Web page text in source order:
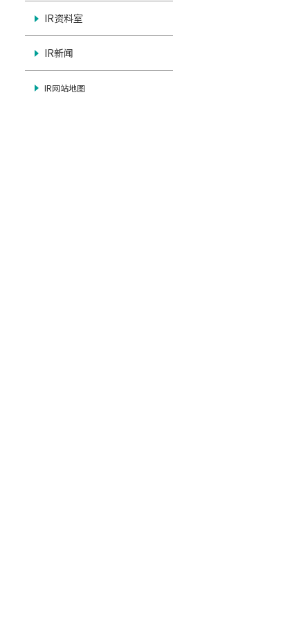
IR资料室
IR新闻
IR网站地图